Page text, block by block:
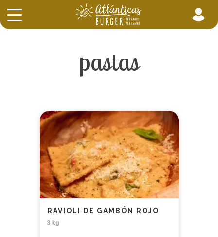
pastas
RAVIOLI DE GAMBÓN ROJO
3 kg